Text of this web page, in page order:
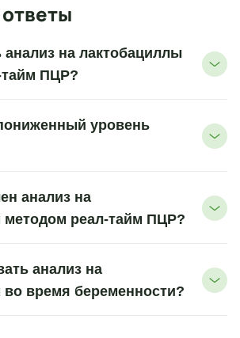
анализ на лактобациллы
ПЦР?
уровень
анализ на
методом реал-тайм ПЦР?
анализ на
время беременности?